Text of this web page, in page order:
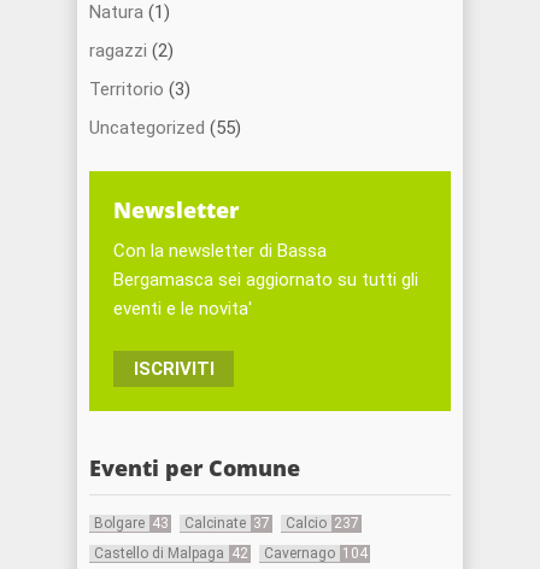
Natura (1)
ragazzi (2)
Territorio (3)
Uncategorized (55)
Newsletter
Con la newsletter di Bassa
Bergamasca sei aggiornato su tutti gli
eventi e le novita'
ISCRIVITI
Eventi per Comune
Bolgare 43 Calcinate 37 Calcio 237
Castello di Malpaga 42 Cavernago 104